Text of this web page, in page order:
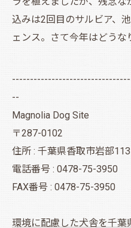
込みは2回目のサルビア、
ェンス。さて今年はどうな
--
Magnolia Dog Site
〒287-0102
住所 : 千葉県香取市岩部
電話番号 : 0478-75-3950
FAX番号 : 0478-75-3950
環境に配慮した犬舎を千葉